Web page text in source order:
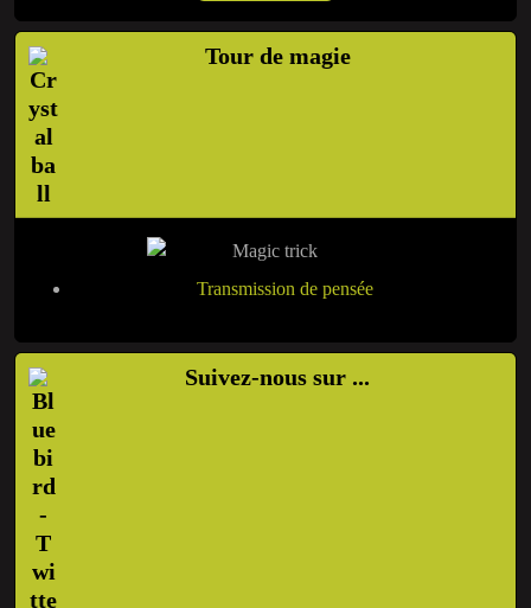
Tour de magie
Transmission de pensée
Suivez-nous sur ...